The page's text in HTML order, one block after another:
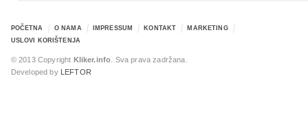
POČETNA O NAMA IMPRESSUM KONTAKT
MARKETING
USLOVI KORIŠTENJA
© 2013 Copyright Kliker.info . Sva prava zadržana.
Developed by
LEFTOR